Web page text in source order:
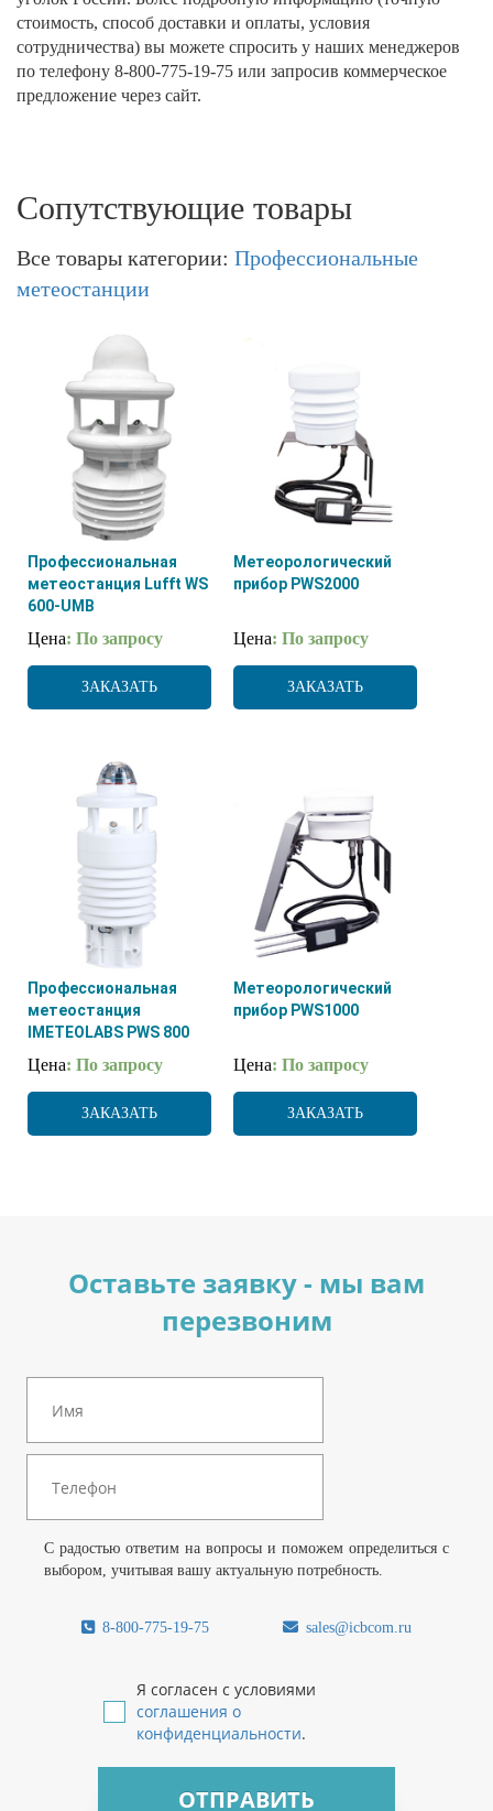
стоимость, способ доставки и оплаты, условия
сотрудничества) вы можете спросить у наших менеджеров
по телефону 8-800-775-19-75 или запросив коммерческое
предложение через сайт.
Сопутствующие товары
Все товары категории: Профессиональные
метеостанции
Профессиональная
метеостанция Lufft WS
600-UMB
Цена: По запросу
ЗАКАЗАТЬ
Метеорологический
прибор PWS2000
Цена: По запросу
ЗАКАЗАТЬ
Профессиональная
метеостанция
IMETEOLABS PWS 800
Цена: По запросу
ЗАКАЗАТЬ
Метеорологический
прибор PWS1000
Цена: По запросу
ЗАКАЗАТЬ
Оставьте заявку - мы вам
перезвоним
С радостью ответим на вопросы и поможем определиться с
выбором, учитывая вашу актуальную потребность.
8-800-775-19-75 sales@icbcom.ru
Я согласен с условиями
соглашения о
конфиденциальности.
ОТПРАВИТЬ